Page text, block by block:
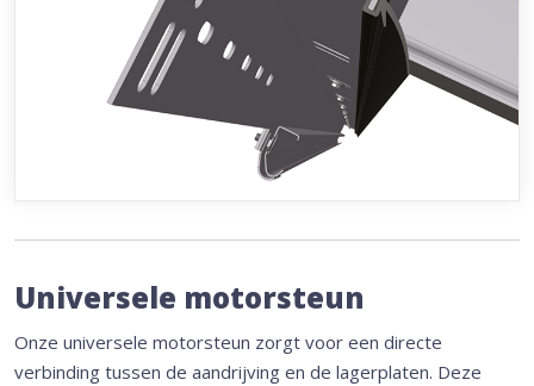
Universele motorsteun
Onze universele motorsteun zorgt voor een directe
verbinding tussen de aandrijving en de lagerplaten. Deze